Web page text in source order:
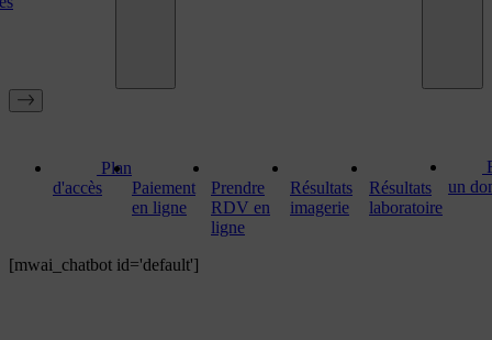
Plan
d'accès
Paiement
en ligne
Prendre
RDV en
ligne
Résultats
imagerie
Résultats
laboratoire
un
[mwai_chatbot id='default']